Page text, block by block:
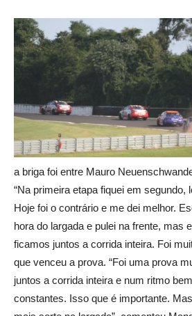
a briga foi entre Mauro
“Na primeira etapa fiquei em segundo,
Hoje foi o contrário e me dei melhor.
hora do largada e pulei na frente, mas
ficamos juntos a corrida inteira. Foi
que venceu a prova. “Foi uma prova
juntos a corrida inteira e num ritmo
constantes. Isso que é importante.